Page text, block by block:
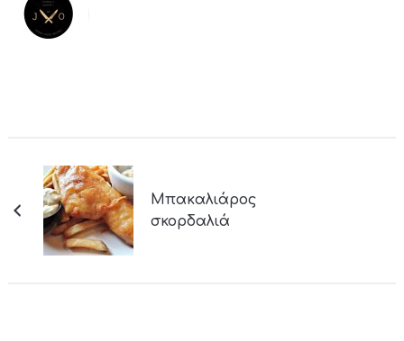
Μπακαλιάρος
σκορδαλιά